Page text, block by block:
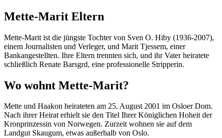
Mette-Marit Eltern
Mette-Marit ist die jüngste Tochter von Sven O. Hiby (1936-2007),
einem Journalisten und Verleger, und Marit Tjessem, einer
Bankangestellten. Ihre Eltern trennten sich, und ihr Vater heiratete
schließlich Renate Barsgrd, eine professionelle Stripperin.
Wo wohnt Mette-Marit?
Mette und Haakon heirateten am 25. August 2001 im Osloer Dom.
Nach ihrer Heirat erhielt sie den Titel Ihrer Königlichen Hoheit der
Kronprinzessin von Norwegen. Zurzeit wohnen sie auf dem
Landgut Skaugum, etwas außerhalb von Oslo.